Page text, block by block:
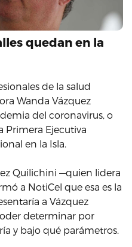
quedan en la
de la salud
Wanda Vázquez
del coronavirus, o
Primera Ejecutiva
en la Isla.
Quilichini —quien lidera
a NotiCel que esa es la
a Vázquez
determinar por
y bajo qué parámetros.